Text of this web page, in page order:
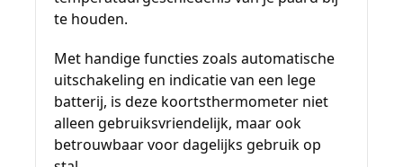
te houden.
Met handige functies zoals automatische
uitschakeling en indicatie van een lege
batterij, is deze koortsthermometer niet
alleen gebruiksvriendelijk, maar ook
betrouwbaar voor dagelijks gebruik op